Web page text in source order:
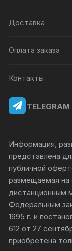
Доставка
Оплата заказа
Контакты
TELEGRAM
Информация,
представлена
публичной
размещаемая на
дистанционным
Федеральным
1995 г. и
612 от 27
приобретена